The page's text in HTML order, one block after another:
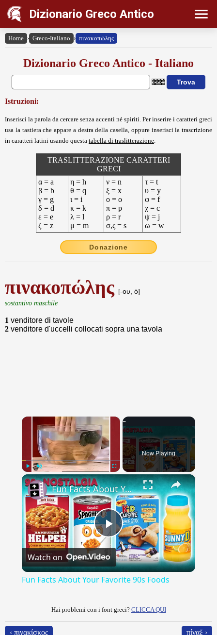
Dizionario Greco Antico
Home › Greco-Italiano › πινακοπώλης
Dizionario Greco Antico - Italiano
Istruzioni:
Inserisci la parola da cercare senza accenti né spiriti. Per inserire i caratteri greci
usa la tastiera che appare a destra della casella, oppure inserisci la trascrizione
in caratteri latini usando questa tabella di traslitterazione
TRASLITTERAZIONE CARATTERI
GRECI
α = a
β = b
γ = g
δ = d
ε = e
ζ = z
η = h
θ = q
ι = i
κ = k
λ = l
μ = m
ν = n
ξ = x
ο = o
π = p
ρ = r
σ,ς = s
τ = t
υ = y
φ = f
χ = c
ψ = j
ω = w
Donazione
πινακοπώλης [-ου, ὁ]
sostantivo maschile
1 venditore di tavole
2 venditore d'uccelli collocati sopra una tavola
×
Play Unmute
Now Playing
×
Play
Video
Fun Facts About Your Favorite 90s Foods
Watch on
Fun Facts About Your Favorite 90s Foods
Hai problemi con i font greci? CLICCA QUI
‹ πινακίσκος πίναξ ›